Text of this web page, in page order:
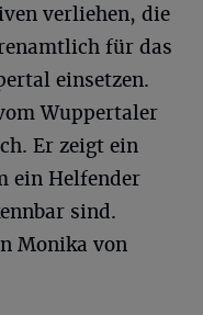
verliehen, die
für das
einsetzen.
Wuppertaler
Er zeigt ein
ein Helfender
sind.
Monika von